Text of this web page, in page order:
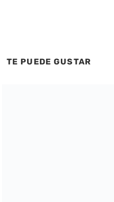
TE PUEDE GUSTAR